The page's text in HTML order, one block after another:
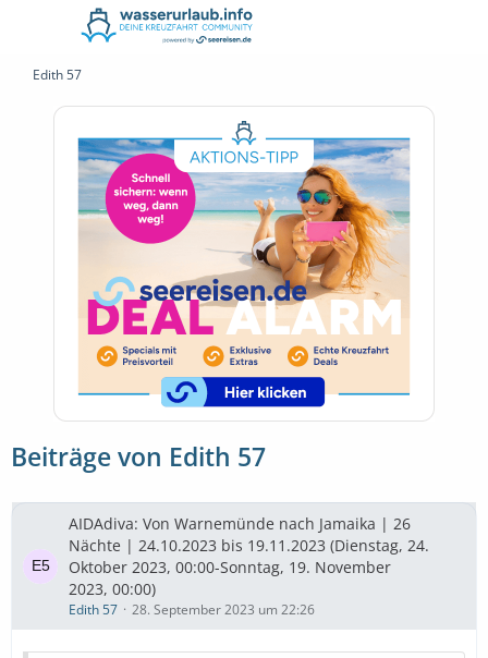
Edith 57
Beiträge von Edith 57
AIDAdiva: Von Warnemünde nach Jamaika | 26
Nächte | 24.10.2023 bis 19.11.2023 (Dienstag, 24.
Oktober 2023, 00:00-Sonntag, 19. November
2023, 00:00)
Edith 57 28. September 2023 um 22:26